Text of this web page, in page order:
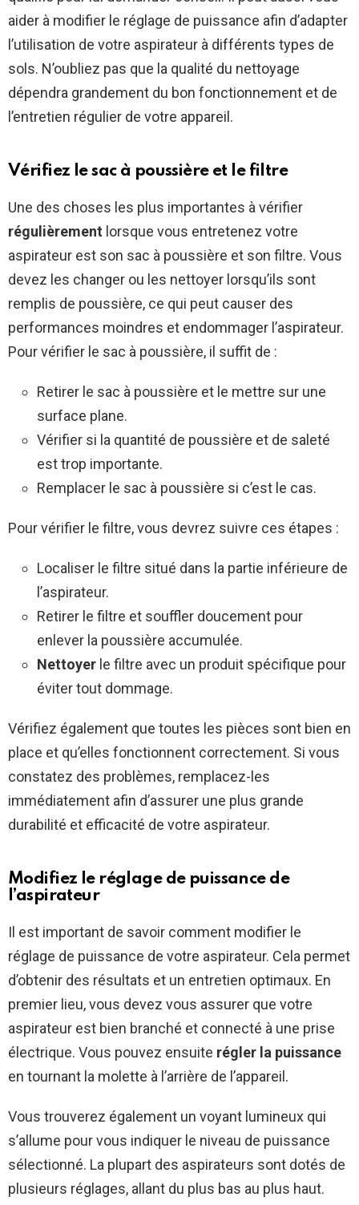
aider à modifier le réglage de puissance afin d’adapter
l’utilisation de votre aspirateur à différents types de
sols. N’oubliez pas que la qualité du nettoyage
dépendra grandement du bon fonctionnement et de
l’entretien régulier de votre appareil.
Vérifiez le sac à poussière et le filtre
Une des choses les plus importantes à vérifier
régulièrement lorsque vous entretenez votre
aspirateur est son sac à poussière et son filtre. Vous
devez les changer ou les nettoyer lorsqu’ils sont
remplis de poussière, ce qui peut causer des
performances moindres et endommager l’aspirateur.
Pour vérifier le sac à poussière, il suffit de :
Retirer le sac à poussière et le mettre sur une
surface plane.
Vérifier si la quantité de poussière et de saleté
est trop importante.
Remplacer le sac à poussière si c’est le cas.
Pour vérifier le filtre, vous devrez suivre ces étapes :
Localiser le filtre situé dans la partie inférieure de
l’aspirateur.
Retirer le filtre et souffler doucement pour
enlever la poussière accumulée.
Nettoyer le filtre avec un produit spécifique pour
éviter tout dommage.
Vérifiez également que toutes les pièces sont bien en
place et qu’elles fonctionnent correctement. Si vous
constatez des problèmes, remplacez-les
immédiatement afin d’assurer une plus grande
durabilité et efficacité de votre aspirateur.
Modifiez le réglage de puissance de
l’aspirateur
Il est important de savoir comment modifier le
réglage de puissance de votre aspirateur. Cela permet
d’obtenir des résultats et un entretien optimaux. En
premier lieu, vous devez vous assurer que votre
aspirateur est bien branché et connecté à une prise
électrique. Vous pouvez ensuite régler la puissance
en tournant la molette à l’arrière de l’appareil.
Vous trouverez également un voyant lumineux qui
s’allume pour vous indiquer le niveau de puissance
sélectionné. La plupart des aspirateurs sont dotés de
plusieurs réglages, allant du plus bas au plus haut.